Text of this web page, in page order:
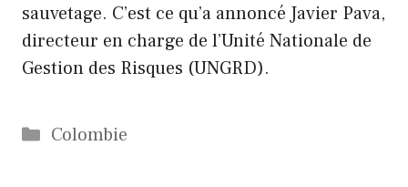
sauvetage. C’est ce qu’a annoncé Javier Pava,
directeur en charge de l’Unité Nationale de
Gestion des Risques (UNGRD).
Catégories
Colombie